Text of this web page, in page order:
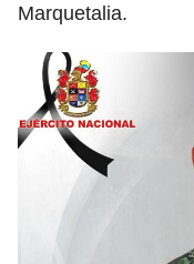
Marquetalia.